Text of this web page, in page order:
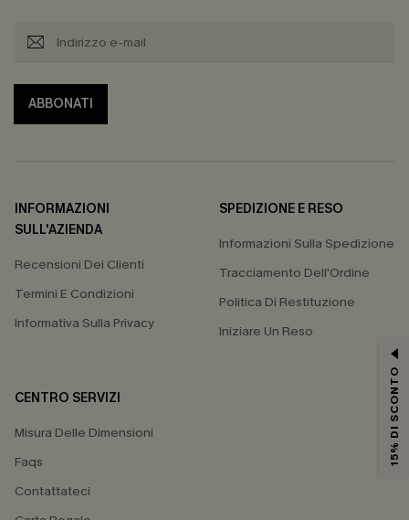
ABBONATI
INFORMAZIONI
SULL'AZIENDA
Recensioni Dei Clienti
Termini E Condizioni
Informativa Sulla Privacy
SPEDIZIONE E RESO
Informazioni Sulla Spedizione
Tracciamento Dell'Ordine
Politica Di Restituzione
Iniziare Un Reso
CENTRO SERVIZI
Misura Delle Dimensioni
Faqs
Contattateci
15% DI SCONTO